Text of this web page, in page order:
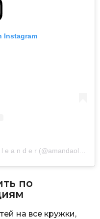
Instagram
по
на все кружки,